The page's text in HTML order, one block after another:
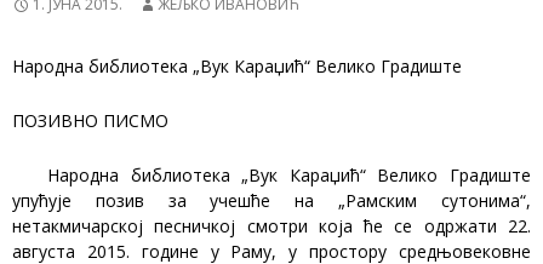
1. ЈУНА 2015. ЖЕЉКО ИВАНОВИЋ
Народна библиотека „Вук Караџић“ Велико Градиште
ПОЗИВНO ПИСМO
Народна библиотека „Вук Караџић“ Велико Градиште
упућује позив за учешће на „Рамским сутонима“,
нетакмичарској песничкој смотри која ће се одржати 22.
августа 2015. године у Раму, у простору средњовековне